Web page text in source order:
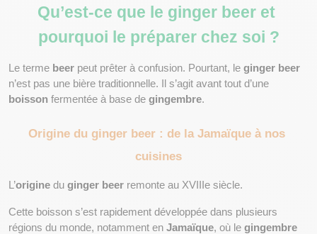
Qu’est-ce que le ginger beer et
pourquoi le préparer chez soi ?
Le terme beer peut prêter à confusion. Pourtant, le ginger beer
boisson fermentée à base de gingembre.
Origine du ginger beer : de la Jamaïque à nos
cuisines
L’origine du ginger beer remonte au XVIIIe siècle.
Cette boisson s’est rapidement développée dans plusieurs
régions du monde, notamment en Jamaïque, où le gingembre